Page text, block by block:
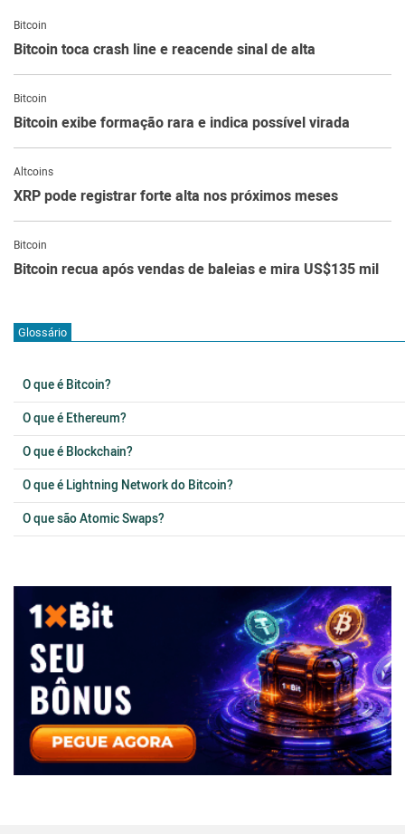
Bitcoin
Bitcoin toca crash line e reacende sinal de alta
Bitcoin
Bitcoin exibe formação rara e indica possível virada
Altcoins
XRP pode registrar forte alta nos próximos meses
Bitcoin
Bitcoin recua após vendas de baleias e mira US$135 mil
Glossário
O que é Bitcoin?
O que é Ethereum?
O que é Blockchain?
O que é Lightning Network do Bitcoin?
O que são Atomic Swaps?